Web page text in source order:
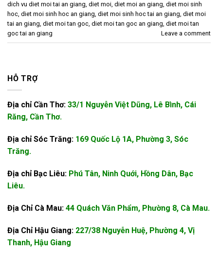
dich vu diet moi tai an giang, diet moi, diet moi an giang, diet moi sinh
hoc, diet moi sinh hoc an giang, diet moi sinh hoc tai an giang, diet moi
tai an giang, diet moi tan goc, diet moi tan goc an giang, diet moi tan
goc tai an giang
Leave a comment
HỖ TRỢ
Địa chỉ Cần Thơ: 33/1 Nguyễn Việt Dũng, Lê Bình, Cái
Răng, Cần Thơ.
Địa chỉ Sóc Trăng: 169 Quốc Lộ 1A, Phường 3, Sóc
Trăng.
Địa chỉ Bạc Liêu: Phú Tân, Ninh Quới, Hồng Dân, Bạc
Liêu.
Địa Chỉ Cà Mau: 44 Quách Văn Phẩm, Phường 8, Cà Mau.
Địa Chỉ Hậu Giang: 227/38 Nguyễn Huệ, Phường 4, Vị
Thanh, Hậu Giang